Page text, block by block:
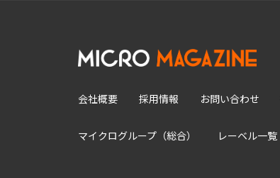
会社概要 採用情報 お問い合わせ
マイクログループ（総合） レーベル一覧